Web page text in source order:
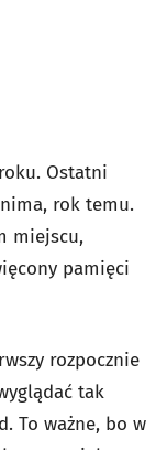
Ostatni
rok temu.
miejscu,
pamięci
rozpocznie
tak
To ważne, bo w